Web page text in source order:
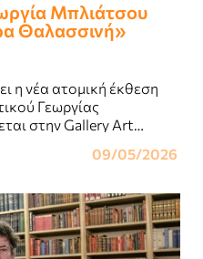
Μπλιάτσου
Θαλασσινή»
η νέα ατομική έκθεση
Γεωργίας
στην Gallery Art
09/05/2026